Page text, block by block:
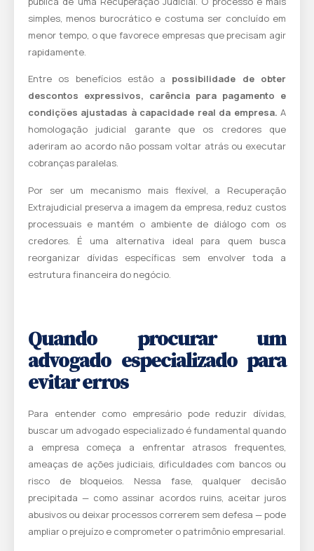
simples, menos burocrático e costuma ser concluído em
menor tempo, o que favorece empresas que precisam agir
rapidamente.
Entre os benefícios estão a possibilidade de obter
descontos expressivos, carência para pagamento e
condições ajustadas à capacidade real da empresa. A
homologação judicial garante que os credores que
aderiram ao acordo não possam voltar atrás ou executar
cobranças paralelas.
Por ser um mecanismo mais flexível, a Recuperação
Extrajudicial preserva a imagem da empresa, reduz custos
processuais e mantém o ambiente de diálogo com os
credores. É uma alternativa ideal para quem busca
reorganizar dívidas específicas sem envolver toda a
estrutura financeira do negócio.
Quando procurar um
advogado especializado para
evitar erros
Para entender como empresário pode reduzir dívidas,
buscar um advogado especializado é fundamental quando
a empresa começa a enfrentar atrasos frequentes,
ameaças de ações judiciais, dificuldades com bancos ou
risco de bloqueios. Nessa fase, qualquer decisão
precipitada — como assinar acordos ruins, aceitar juros
abusivos ou deixar processos correrem sem defesa — pode
ampliar o prejuízo e comprometer o patrimônio empresarial.